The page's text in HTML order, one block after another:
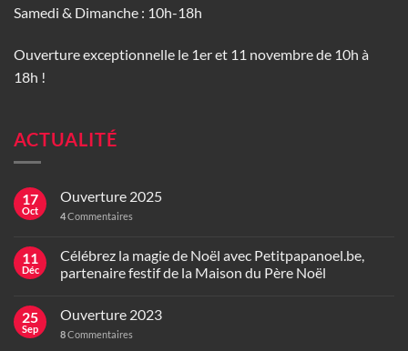
Samedi & Dimanche : 10h-18h
Ouverture exceptionnelle le 1er et 11 novembre de 10h à
18h !
ACTUALITÉ
17
Oct
Ouverture 2025
4Commentaires
11
Déc
Célébrez la magie de Noël avec Petitpapanoel.be,
partenaire festif de la Maison du Père Noël
25
Sep
Ouverture 2023
8Commentaires